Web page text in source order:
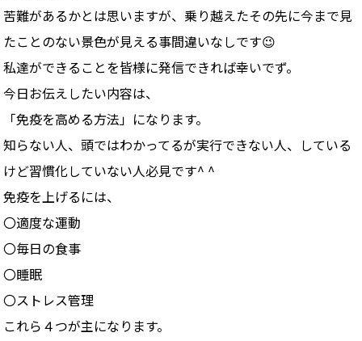
苦難があるかとは思いますが、乗り越えたその先に今まで見
たことのない景色が見える事間違いなしです😉
私達ができることを皆様に発信できれば幸いでず。
今日お伝えしたい内容は、
「免疫を高める方法」になります。
知らない人、頭ではわかってるが実行できない人、している
けど習慣化していない人必見です^ ^
免疫を上げるには、
〇適度な運動
〇毎日の食事
〇睡眠
〇ストレス管理
これら４つが主になります。